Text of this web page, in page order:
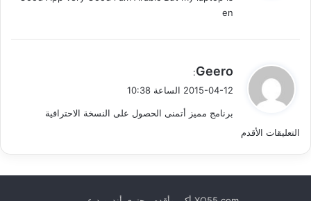
en
ي
ق
ل
Geero
:
2015-04-12 الساعة 10:38
برنامج مميز أتمنى الحصول على النسخة الاحترافية
ت
التعليقات الأقدم